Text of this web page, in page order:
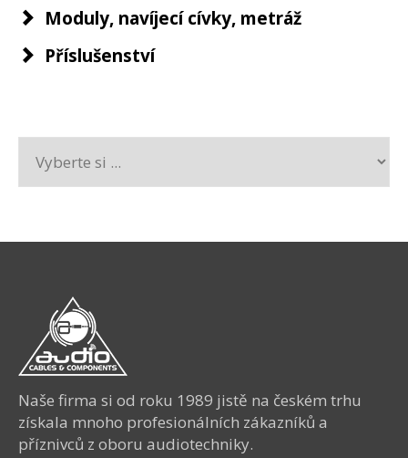
Moduly, navíjecí cívky, metráž
Příslušenství
Naše firma si od roku 1989 jistě na českém trhu
získala mnoho profesionálních zákazníků a
příznivců z oboru audiotechniky.